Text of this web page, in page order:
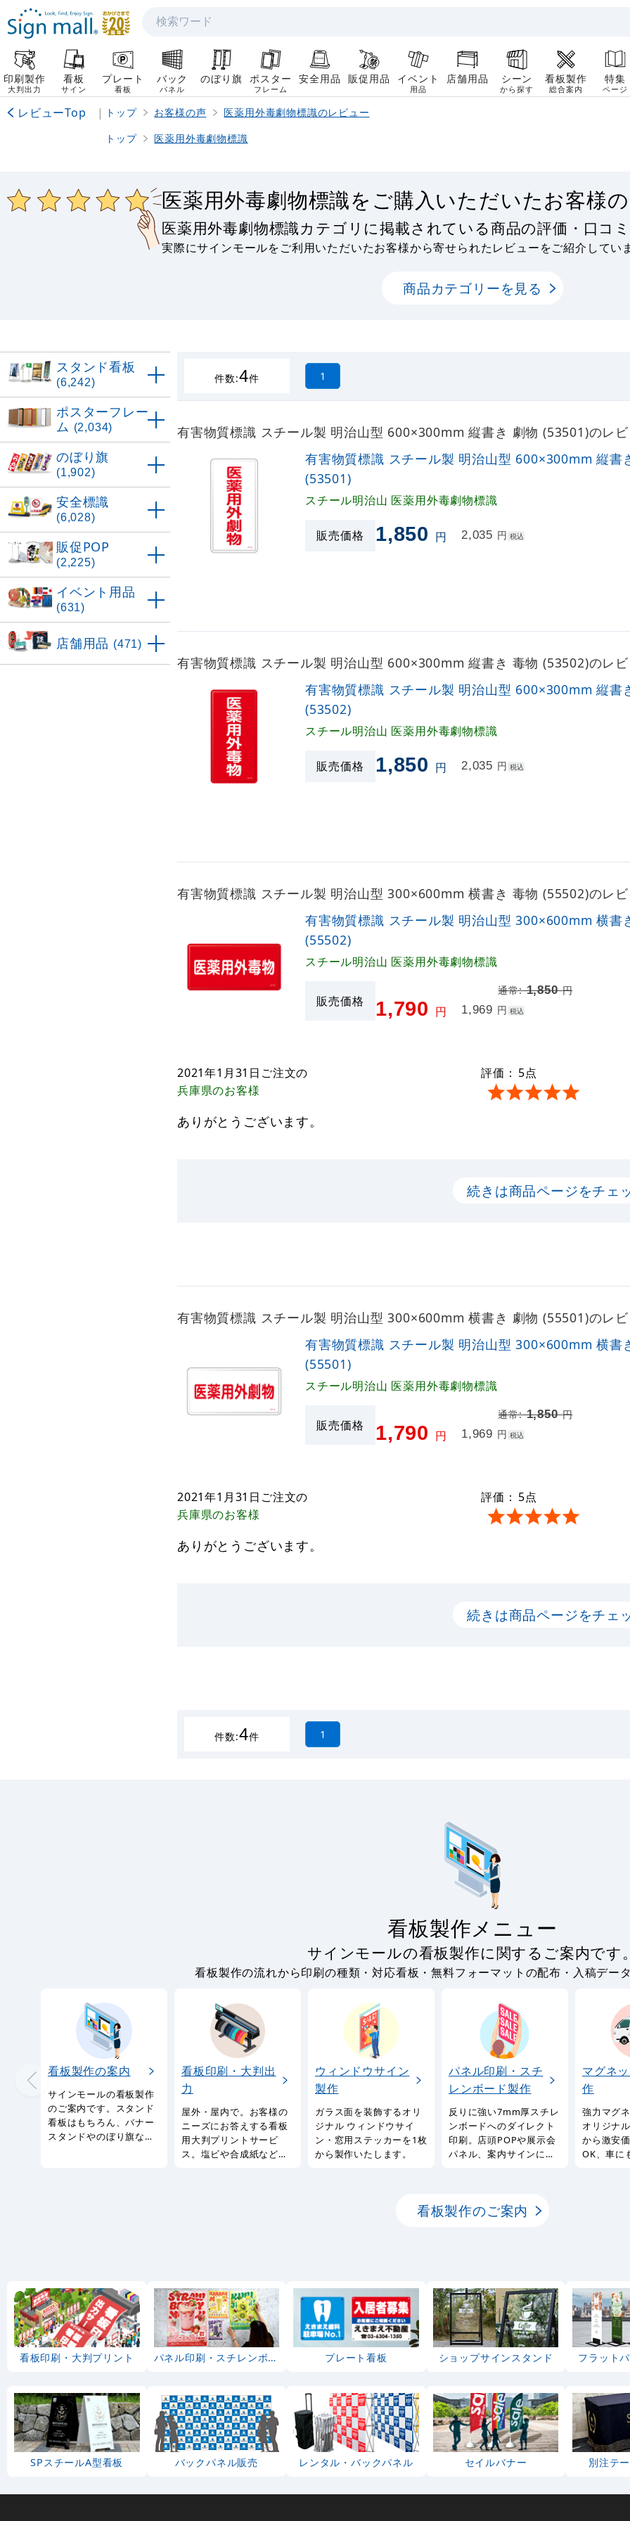
検索
印刷製作
大判出力
看板
サイン
プレート
看板
バック
パネル
のぼり旗 ポスター
フレーム
安全用品 販促用品 イベント
用品
店舗用品 シーン
から探す
看板製作
総合案内
特集
ページ
レビューTop | トップ お客様の声
医薬用外毒劇物標識のレビュー
トップ
医薬用外毒劇物標識
医薬用外毒劇物標識をご購入いただいたお客様
医薬用外毒劇物標識カテゴリに掲載されている商品の評価・口コ
実際にサインモールをご利用いただいたお客様から寄せられたレビューをご紹介してい
商品カテゴリーを見る
件数:4件 1
有害物質標識 スチール製 明治山型 600×300mm 縦書き 劇物 (53501)のレ
有害物質標識 スチール製 明治山型 600×300mm 縦書
(53501)
スチール明治山 医薬用外毒劇物標識
販売価格 1,850 円 2,035 円 税込
有害物質標識 スチール製 明治山型 600×300mm 縦書き 毒物 (53502)のレ
有害物質標識 スチール製 明治山型 600×300mm 縦書
(53502)
スチール明治山 医薬用外毒劇物標識
販売価格 1,850 円 2,035 円 税込
有害物質標識 スチール製 明治山型 300×600mm 横書き 毒物 (55502)のレ
有害物質標識 スチール製 明治山型 300×600mm 横書
(55502)
スチール明治山 医薬用外毒劇物標識
販売価格
通常:1,850円
1,790 円 1,969 円 税込
2021年1月31日 ご注文の
兵庫県のお客様
評価： 5点
ありがとうございます。
続きは商品ページをチェ
有害物質標識 スチール製 明治山型 300×600mm 横書き 劇物 (55501)のレ
有害物質標識 スチール製 明治山型 300×600mm 横書
(55501)
スチール明治山 医薬用外毒劇物標識
販売価格
通常:1,850円
1,790 円 1,969 円 税込
2021年1月31日 ご注文の
兵庫県のお客様
評価： 5点
ありがとうございます。
続きは商品ページをチェ
件数:4件 1
スタンド看板
(6,242)
ポスターフレー
ム (2,034)
のぼり旗
(1,902)
安全標識
(6,028)
販促POP
(2,225)
イベント用品
(631)
店舗用品 (471)
看板製作メニュー
サインモールの看板製作に関するご案内です
看板製作の流れから印刷の種類・対応看板・無料フォーマットの配布・入稿デー
看板製作の案内
サインモールの看板製作
のご案内です。スタンド
看板はもちろん、バナー
スタンドやのぼり旗など
看板印刷・大判出
力
屋外・屋内で。お客様の
ニーズにお答えする看板
用大判プリントサービ
ス。塩ビや合成紙など看
ウィンドウサイン
製作
ガラス面を装飾するオリ
ジナル ウィンドウサイ
ン・窓用ステッカーを1枚
から製作いたします。
パネル印刷・スチ
レンボード製作
反りに強い7mm厚スチレ
ンボードへのダイレクト
印刷。店頭POPや展示会
パネル、案内サインに最
マグネ
作
強力マグ
オリジナ
から激安
OK、車に
看板製作のご案内
看板印刷・大判プリント パネル印刷・スチレンボード プレート看板 ショップサインスタンド フラット
SPスチールA型看板 バックパネル販売 レンタル・バックパネル セイルバナー 別注テ